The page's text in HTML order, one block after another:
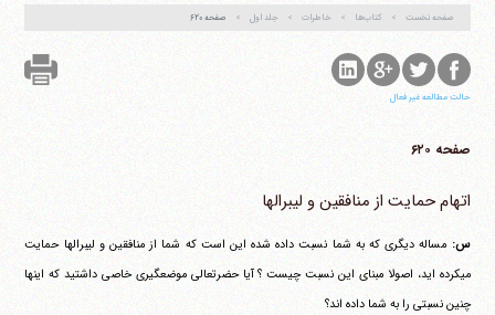
صفحه نخست
کتاب‌ها خاطرات جلد اول صفحه ۶۲۰
حالت مطالعه غیر فعال
صفحه ۶۲۰
اتهام حمایت از منافقین و لیبرالها
س: مساله دیگری که به شما نسبت داده شده این است که شما از منافقین و لیبرالها حمایت
می‎کرده اید، اصولا مبنای این نسبت چیست ؟ آیا حضرتعالی موضعگیری خاصی داشتید که اینها
چنین نسبتی را به شما داده اند؟